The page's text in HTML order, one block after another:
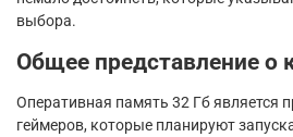
выбора.
Общее представление
Оперативная память 32 Гб является
геймеров, которые планируют